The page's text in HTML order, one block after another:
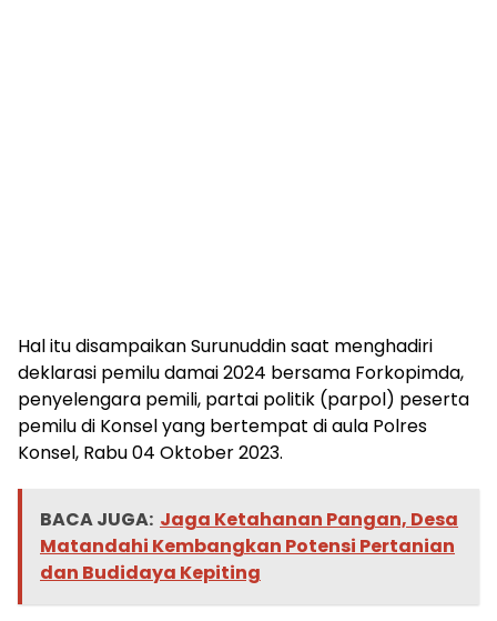
Hal itu disampaikan Surunuddin saat menghadiri
deklarasi pemilu damai 2024 bersama Forkopimda,
penyelengara pemili, partai politik (parpol) peserta
pemilu di Konsel yang bertempat di aula Polres
Konsel, Rabu 04 Oktober 2023.
BACA JUGA: Jaga Ketahanan Pangan, Desa
Matandahi Kembangkan Potensi Pertanian
dan Budidaya Kepiting